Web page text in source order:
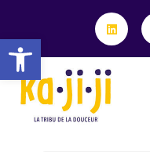
Ouvrir la
contenu